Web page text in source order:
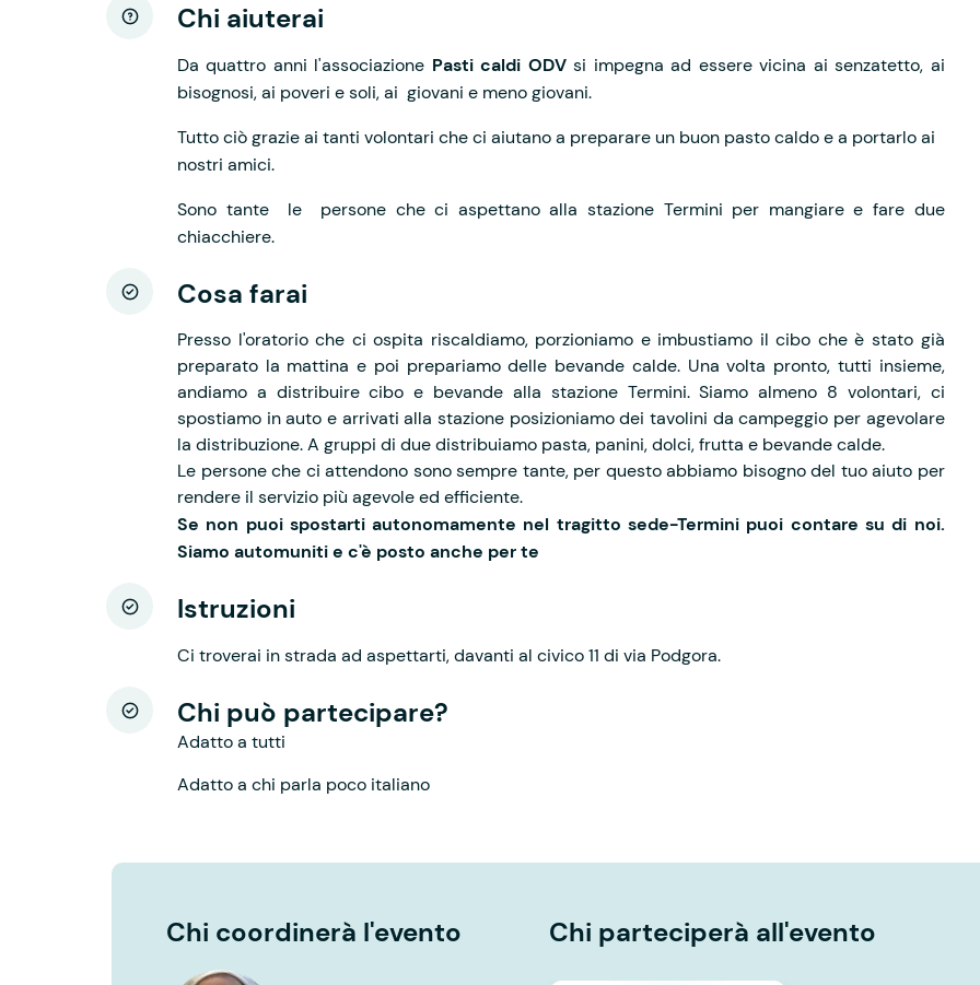
Chi aiuterai
Da quattro anni l'associazione Pasti caldi ODVsi impegna ad essere vicina ai senzatetto, ai
bisognosi, ai poveri e soli, ai giovani e meno giovani.
Tutto ciò grazie ai tanti volontari che ci aiutano a preparare un buon pasto caldo e a portarlo ai
nostri amici.
Sono tante le persone che ci aspettano alla stazione Termini per mangiare e fare due
chiacchiere.
Cosa farai
Presso l'oratorio che ci ospita riscaldiamo, porzioniamo e imbustiamo il cibo che è stato già
preparato la mattina e poi prepariamo delle bevande calde. Una volta pronto, tutti insieme,
andiamo a distribuire cibo e bevande alla stazione Termini. Siamo almeno 8 volontari, ci
spostiamo in auto e arrivati alla stazione posizioniamo dei tavolini da campeggio per agevolare
la distribuzione. A gruppi di due distribuiamo pasta, panini, dolci, frutta e bevande calde.
Le persone che ci attendono sono sempre tante, per questo abbiamo bisogno del tuo aiuto per
rendere il servizio più agevole ed efficiente.
Se non puoi spostarti autonomamente nel tragitto sede-Termini puoi contare su di noi.
Siamo automuniti e c'è posto anche per te
Istruzioni
Ci troverai in strada ad aspettarti, davanti al civico 11 di via Podgora.
Chi può partecipare?
Adatto a tutti
Adatto a chi parla poco italiano
Chi coordinerà l'evento Chi parteciperà all'evento